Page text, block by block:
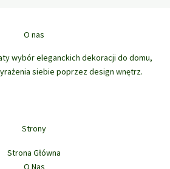
O nas
wybór eleganckich dekoracji do domu,
siebie poprzez design wnętrz.
Strony
Strona Główna
O Nas